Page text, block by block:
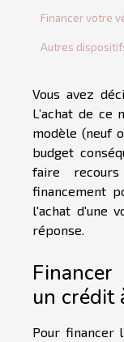
Financer votre
Autres
Vous avez
L’achat de
modèle (neuf
budget
faire
financement
l'achat d'une
réponse.
un crédit
Pour financer